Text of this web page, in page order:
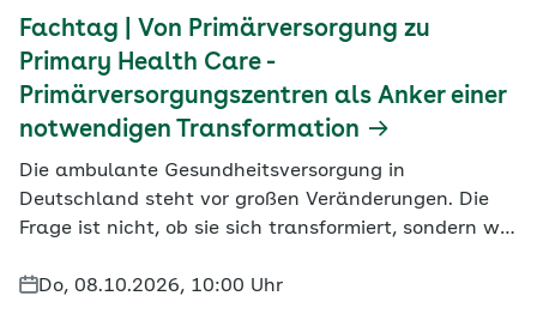
Fachtag | Von Primärversorgung zu
Primary Health Care -
Primärversorgungszentren als Anker einer
notwendigen Transformation
Die ambulante Gesundheitsversorgung in
Deutschland steht vor großen Veränderungen. Die
Frage ist nicht, ob sie sich transformiert, sondern wie
Innovationsfondsprojekt NAVIGATION wird in
Do, 08.10.2026, 10:00 Uhr